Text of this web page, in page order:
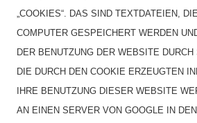
„COOKIES“. DAS SIND TEXTDATEIEN,
COMPUTER GESPEICHERT WERDEN
DER BENUTZUNG DER WEBSITE DURCH
DIE DURCH DEN COOKIE ERZEUGTEN
IHRE BENUTZUNG DIESER WEBSITE
AN EINEN SERVER VON GOOGLE IN